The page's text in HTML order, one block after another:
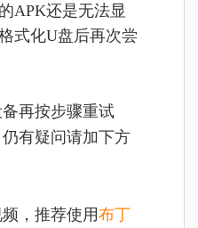
APK还是无法显
式化U盘后再次尝
再按步骤重试
仍有疑问请加下方
，推荐使用布丁